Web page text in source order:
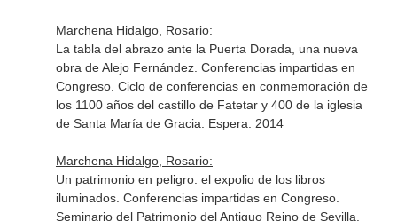
Marchena Hidalgo, Rosario:
La tabla del abrazo ante la Puerta Dorada, una nueva
obra de Alejo Fernández. Conferencias impartidas en
Congreso. Ciclo de conferencias en conmemoración de
los 1100 años del castillo de Fatetar y 400 de la iglesia
de Santa María de Gracia. Espera. 2014
Marchena Hidalgo, Rosario:
Un patrimonio en peligro: el expolio de los libros
iluminados. Conferencias impartidas en Congreso.
Seminario del Patrimonio del Antiguo Reino de Sevilla.